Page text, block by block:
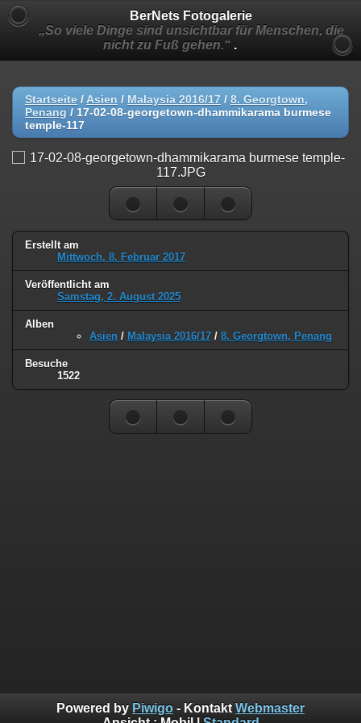
BerNets Fotogalerie
„So viele Dinge sind unsichtbar für Menschen, die
nicht zu Fuß gehen.“ .
Startseite / Asien / Malaysia 2016/17 / 8. Georgtown,
Penang / 17-02-08-georgetown-dhammikarama burmese
temple-117
Erstellt am
Mittwoch, 8. Februar 2017
Veröffentlicht am
Samstag, 2. August 2025
Alben
Asien / Malaysia 2016/17 / 8. Georgtown, Penang
Besuche
1522
Powered by Piwigo - Kontakt Webmaster